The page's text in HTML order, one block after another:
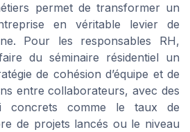
permet de transformer un
en véritable levier de
Pour les responsables RH,
du séminaire résidentiel un
de cohésion d’équipe et de
entre collaborateurs, avec des
concrets comme le taux de
de projets lancés ou le niveau